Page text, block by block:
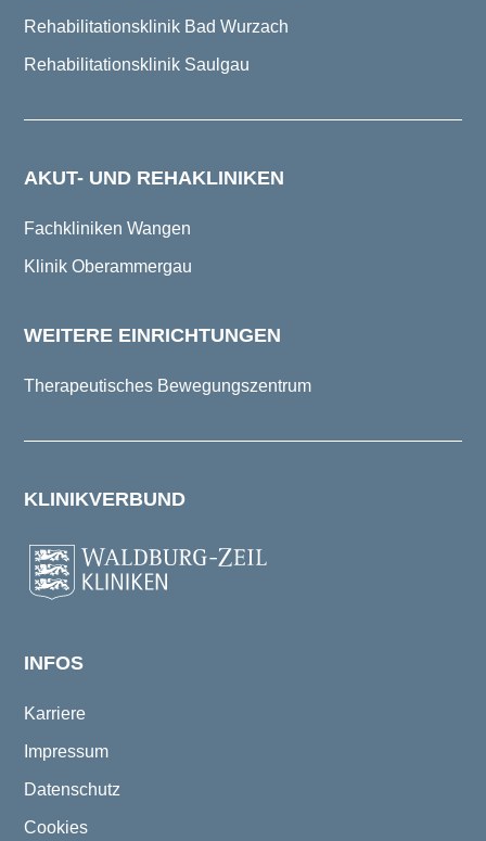
Rehabilitationsklinik Bad Wurzach
Rehabilitationsklinik Saulgau
AKUT- UND REHAKLINIKEN
Fachkliniken Wangen
Klinik Oberammergau
WEITERE EINRICHTUNGEN
Therapeutisches Bewegungszentrum
KLINIKVERBUND
INFOS
Karriere
Impressum
Datenschutz
Cookies